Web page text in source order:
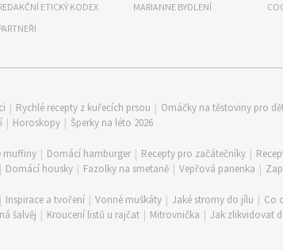
ETICKÝ KODEX
MARIANNE BYDLENÍ
| Rychlé recepty z kuřecích prsou | Omáčky na těstoviny pro
| Horoskopy | Šperky na léto 2026
muffiny | Domácí hamburger | Recepty pro začátečníky |
| Domácí housky | Fazolky na smetaně | Vepřová panenka |
| Inspirace a tvoření | Vonné muškáty | Jaké stromy do jílu | Co
šalvěj | Kroucení listů u rajčat | Mitrovnička | Jak zlikvidovat